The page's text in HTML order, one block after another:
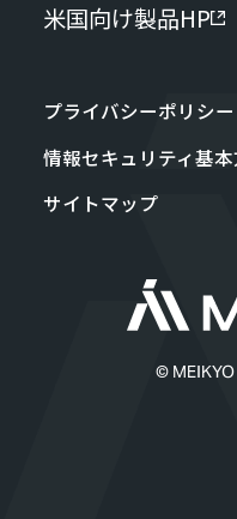
米国向け製品HP
プライバシーポリシー
情報セキュリティ基
サイトマップ
© MEIKYO